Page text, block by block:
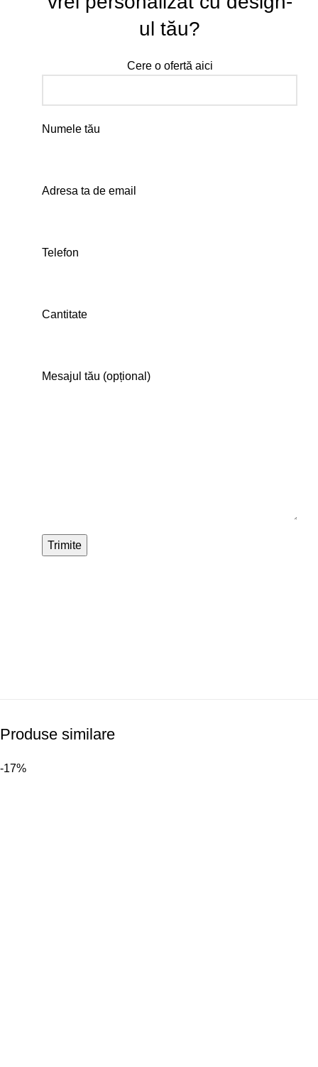
ul tău?
Cere o ofertă aici
Numele tău
Adresa ta de email
Telefon
Cantitate
Mesajul tău (opțional)
Produse similare
-17%